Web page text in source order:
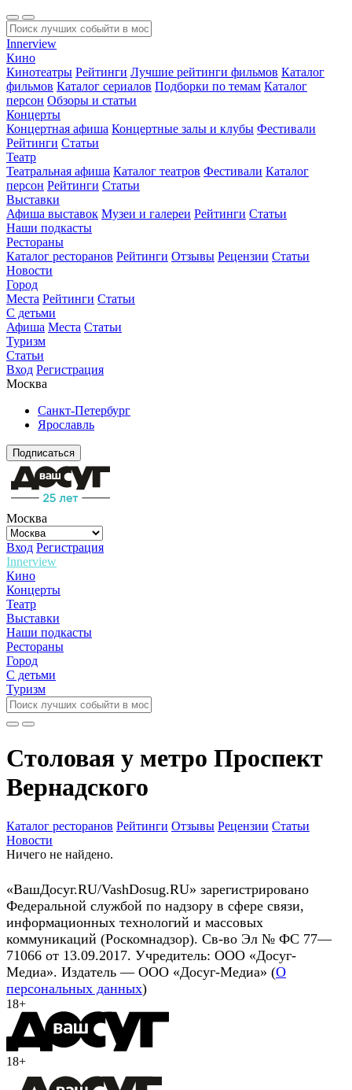
Innerview
Кино
Кинотеатры Рейтинги Лучшие рейтинги фильмов Каталог
фильмов Каталог сериалов Подборки по темам Каталог
персон Обзоры и статьи
Концерты
Концертная афиша Концертные залы и клубы Фестивали
Рейтинги Статьи
Театр
Театральная афиша Каталог театров Фестивали Каталог
персон Рейтинги Статьи
Выставки
Афиша выставок Музеи и галереи Рейтинги Статьи
Наши подкасты
Рестораны
Каталог ресторанов Рейтинги Отзывы Рецензии Статьи
Новости
Город
Места Рейтинги Статьи
С детьми
Афиша Места Статьи
Туризм
Статьи
Вход Регистрация
Москва
Санкт-Петербург
Ярославль
Подписаться
Москва
Вход Регистрация
Innerview
Кино
Концерты
Театр
Выставки
Наши подкасты
Рестораны
Город
С детьми
Туризм
Столовая у метро Проспект
Вернадского
Каталог ресторанов Рейтинги Отзывы Рецензии Статьи
Новости
Ничего не найдено.
«ВашДосуг.RU/VashDosug.RU» зарегистрировано
Федеральной службой по надзору в сфере связи,
информационных технологий и массовых
коммуникаций (Роскомнадзор). Св-во Эл № ФС 77—
71066 от 13.09.2017. Учредитель: ООО «Досуг-
Медиа». Издатель — ООО «Досуг-Медиа» (О
персональных данных)
18+
18+